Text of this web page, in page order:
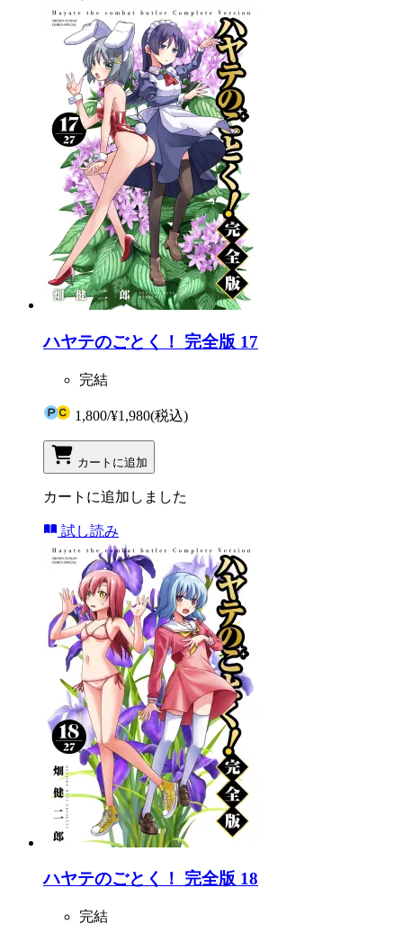
ハヤテのごとく！ 完全版 17
完結
1,800/¥1,980(税込)
カートに追加
カートに追加しました
試し読み
ハヤテのごとく！ 完全版 18
完結